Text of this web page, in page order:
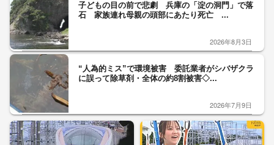
子どもの目の前で悲劇 兵庫の「淀の洞門」で落
石 家族連れ母親の頭部にあたり死亡 ...
2026年8月3日
“人為的ミス”で環境被害 委託業者がシバザクラ
に誤って除草剤・全体の約8割被害◇...
2026年7月9日